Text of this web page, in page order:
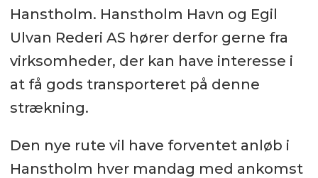
Hanstholm. Hanstholm Havn og Egil
Ulvan Rederi AS hører derfor gerne fra
virksomheder, der kan have interesse i
at få gods transporteret på denne
strækning.
Den nye rute vil have forventet anløb i
Hanstholm hver mandag med ankomst